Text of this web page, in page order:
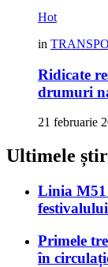
Hot
in
Ridicate
drumuri
21 februarie
Ultimele
Linia M51
Primele
în